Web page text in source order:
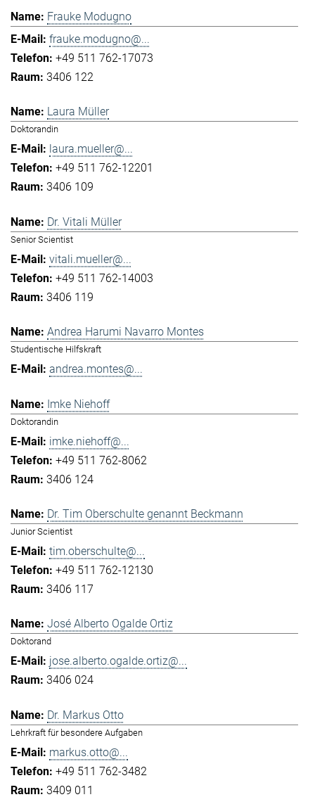
Frauke Modugno
frauke.modugno@...
+49 511 762-17073
3406 122
Laura Müller
Doktorandin
laura.mueller@...
+49 511 762-12201
3406 109
Dr. Vitali Müller
Senior Scientist
vitali.mueller@...
+49 511 762-14003
3406 119
Andrea Harumi Navarro Montes
Studentische Hilfskraft
andrea.montes@...
Imke Niehoff
Doktorandin
imke.niehoff@...
+49 511 762-8062
3406 124
Dr. Tim Oberschulte genannt Beckmann
Junior Scientist
tim.oberschulte@...
+49 511 762-12130
3406 117
José Alberto Ogalde Ortiz
Doktorand
jose.alberto.ogalde.ortiz@...
3406 024
Dr. Markus Otto
Lehrkraft für besondere Aufgaben
markus.otto@...
+49 511 762-3482
3409 011